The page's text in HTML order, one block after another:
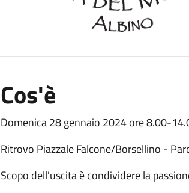
Cos'è
Domenica 28 gennaio 2024 ore 8.00-
Ritrovo Piazzale Falcone/Borsellino -
Scopo dell'uscita è condividere la